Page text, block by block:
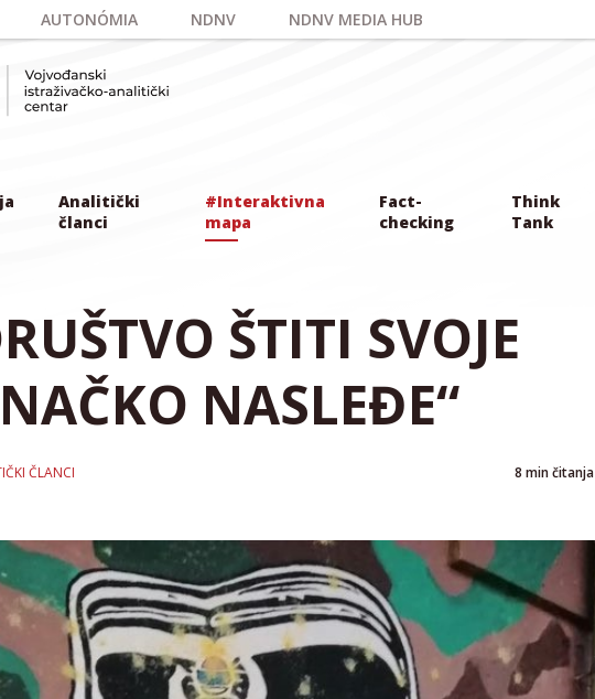
AUTONÓMIA NDNV NDNV MEDIA HUB
Analitički
članci
#Interaktivna
mapa
Fact-
checking
Think
Tank
ŠTITI SVOJE
NASLEĐE“
ČLANCI 8 min čitanja